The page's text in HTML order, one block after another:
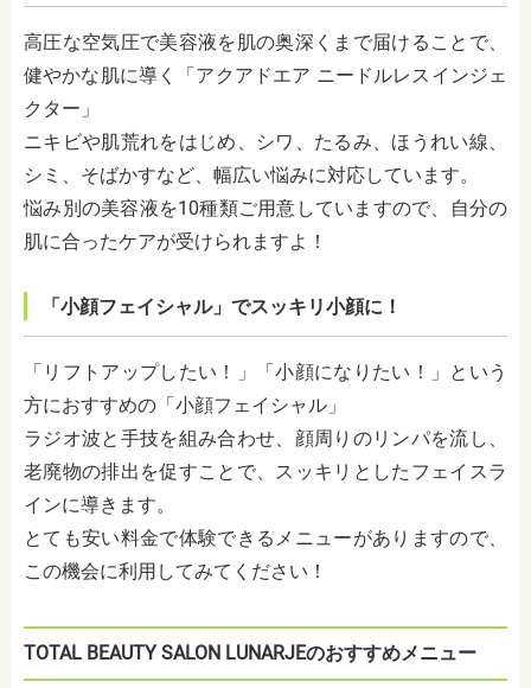
高圧な空気圧で美容液を肌の奥深くまで届けることで、
健やかな肌に導く「アクアドエア ニードルレスインジェ
クター」
ニキビや肌荒れをはじめ、シワ、たるみ、ほうれい線、
シミ、そばかすなど、幅広い悩みに対応しています。
悩み別の美容液を10種類ご用意していますので、自分の
肌に合ったケアが受けられますよ！
「小顔フェイシャル」でスッキリ小顔に！
「リフトアップしたい！」「小顔になりたい！」という
方におすすめの「小顔フェイシャル」
ラジオ波と手技を組み合わせ、顔周りのリンパを流し、
老廃物の排出を促すことで、スッキリとしたフェイスラ
インに導きます。
とても安い料金で体験できるメニューがありますので、
この機会に利用してみてください！
TOTAL BEAUTY SALON LUNARJEのおすすめメニュー